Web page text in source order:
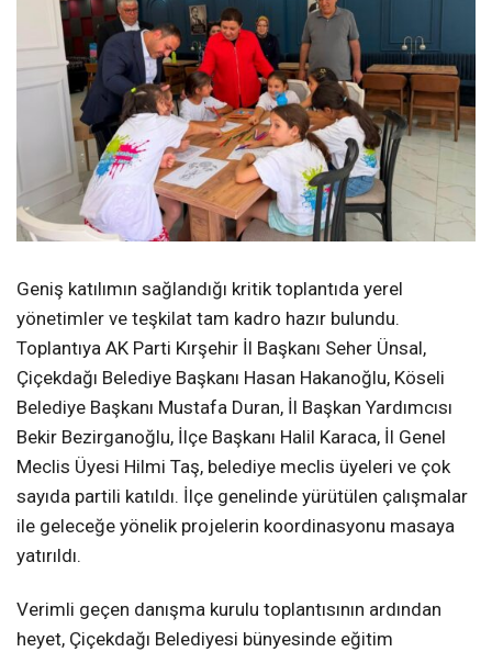
Geniş katılımın sağlandığı kritik toplantıda yerel
yönetimler ve teşkilat tam kadro hazır bulundu.
Toplantıya AK Parti Kırşehir İl Başkanı Seher Ünsal,
Çiçekdağı Belediye Başkanı Hasan Hakanoğlu, Köseli
Belediye Başkanı Mustafa Duran, İl Başkan Yardımcısı
Bekir Bezirganoğlu, İlçe Başkanı Halil Karaca, İl Genel
Meclis Üyesi Hilmi Taş, belediye meclis üyeleri ve çok
sayıda partili katıldı. İlçe genelinde yürütülen çalışmalar
ile geleceğe yönelik projelerin koordinasyonu masaya
yatırıldı.
Verimli geçen danışma kurulu toplantısının ardından
heyet, Çiçekdağı Belediyesi bünyesinde eğitim